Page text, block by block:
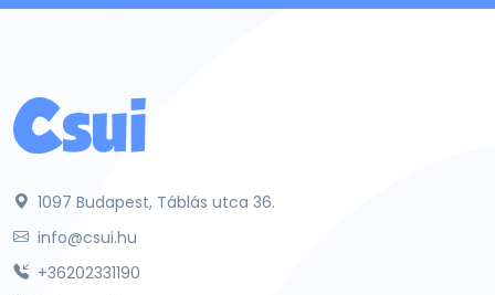
1097 Budapest, Táblás utca 36.
info@csui.hu
+36202331190